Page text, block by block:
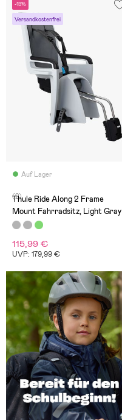
-19%
Versandkostenfrei
Auf Lager
(2)
Thule Ride Along 2 Frame
Mount Fahrradsitz, Light Gray
115,99 €
UVP: 179,99 €